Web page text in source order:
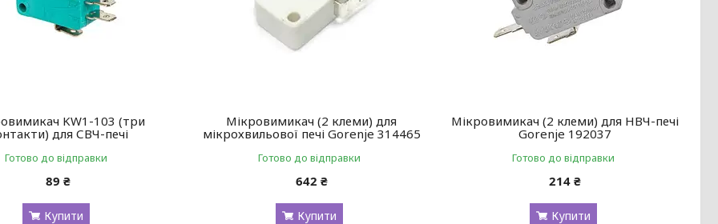
KW1-103 (три
для СВЧ-печі
Готово до відправки
89 ₴
Купити
Мікровимикач (2 клеми) для
мікрохвильової печі Gorenje 314465
Готово до відправки
642 ₴
Купити
Мікровимикач (2 клеми) для НВЧ-печі
Gorenje 192037
Готово до відправки
214 ₴
Купити